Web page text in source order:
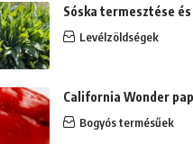
Sóska termesztése
Levélzöldségek
California Wonder
Bogyós termésűek